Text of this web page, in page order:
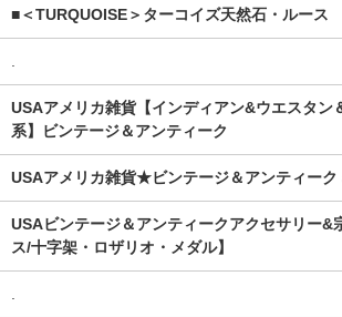
■＜TURQUOISE＞ターコイズ天然石・ルース
.
USAアメリカ雑貨【インディアン&ウエスタン
系】ビンテージ＆アンティーク
USAアメリカ雑貨★ビンテージ＆アンティー
USAビンテージ＆アンティークアクセサリー&
ス/十字架・ロザリオ・メダル】
.